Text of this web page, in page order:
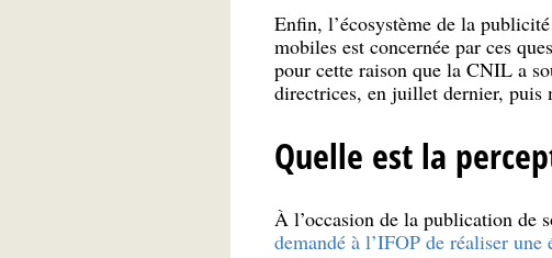
Enfin, l’écosystème de la
mobiles est concernée par ces
pour cette raison que la CNIL a
directrices, en juillet dernier, puis
Quelle est la
À l’occasion de la publication de
demandé à l’IFOP de réaliser une